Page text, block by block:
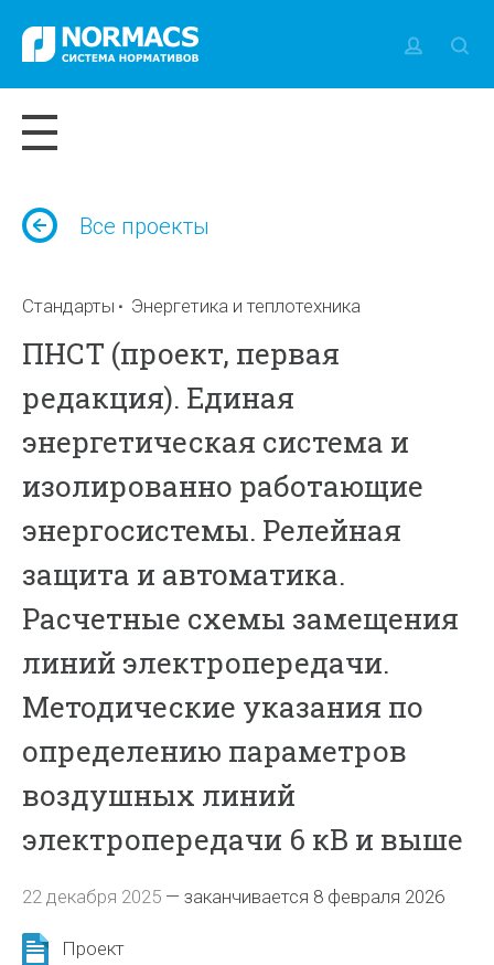
Все проекты
Стандарты Энергетика и теплотехника
ПНСТ (проект, первая
редакция). Единая
энергетическая система и
изолированно работающие
энергосистемы. Релейная
защита и автоматика.
Расчетные схемы замещения
линий электропередачи.
Методические указания по
определению параметров
воздушных линий
электропередачи 6 кВ и выше
22 декабря 2025 —заканчивается 8 февраля 2026
Проект